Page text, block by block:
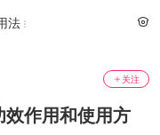
法
关注
作用和使用方